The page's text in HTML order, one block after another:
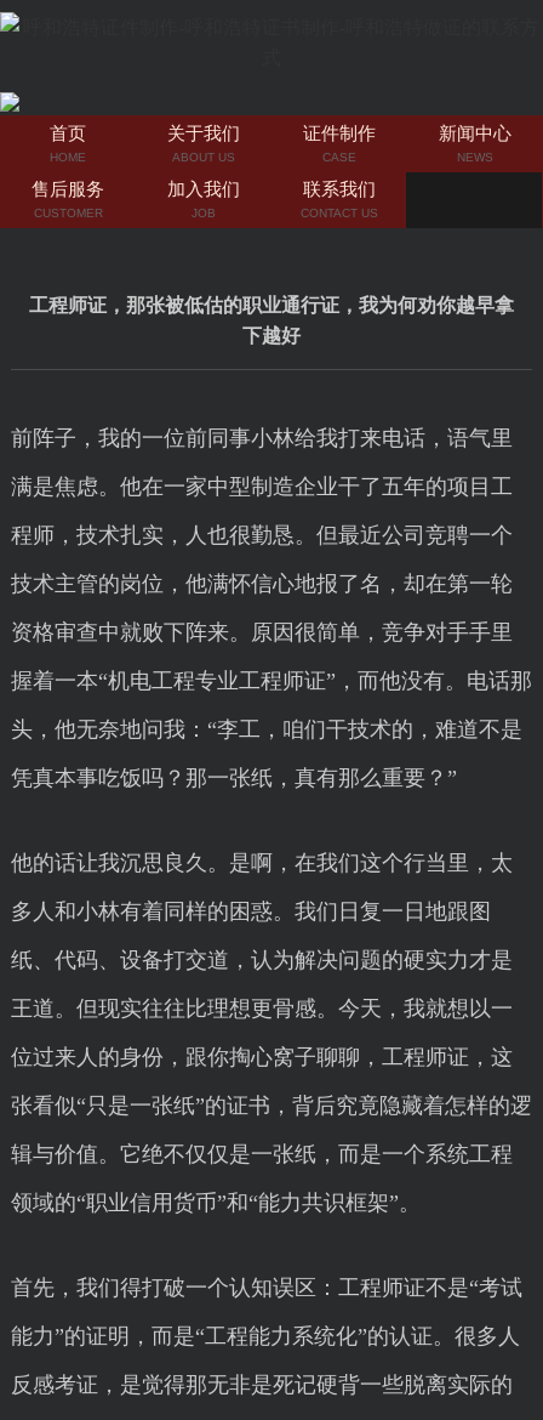
首页
HOME
关于我们
ABOUT US
证件制作
CASE
新闻中心
NEWS
售后服务
CUSTOMER
加入我们
JOB
联系我们
CONTACT US
工程师证，那张被低估的职业通行证，我为何劝你越早拿
下越好
前阵子，我的一位前同事小林给我打来电话，语气里
满是焦虑。他在一家中型制造企业干了五年的项目工
程师，技术扎实，人也很勤恳。但最近公司竞聘一个
技术主管的岗位，他满怀信心地报了名，却在第一轮
资格审查中就败下阵来。原因很简单，竞争对手手里
握着一本“机电工程专业工程师证”，而他没有。电话那
头，他无奈地问我：“李工，咱们干技术的，难道不是
凭真本事吃饭吗？那一张纸，真有那么重要？”
他的话让我沉思良久。是啊，在我们这个行当里，太
多人和小林有着同样的困惑。我们日复一日地跟图
纸、代码、设备打交道，认为解决问题的硬实力才是
王道。但现实往往比理想更骨感。今天，我就想以一
位过来人的身份，跟你掏心窝子聊聊，工程师证，这
张看似“只是一张纸”的证书，背后究竟隐藏着怎样的逻
辑与价值。它绝不仅仅是一张纸，而是一个系统工程
领域的“职业信用货币”和“能力共识框架”。
首先，我们得打破一个认知误区：工程师证不是“考试
能力”的证明，而是“工程能力系统化”的认证。很多人
反感考证，是觉得那无非是死记硬背一些脱离实际的